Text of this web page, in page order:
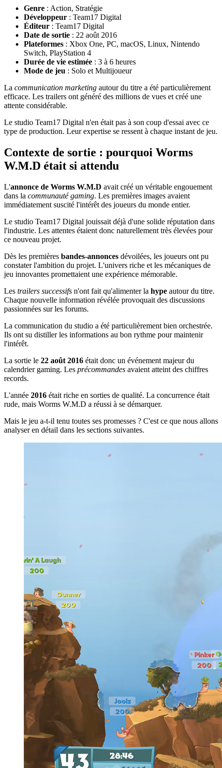
Genre : Action, Stratégie
Développeur : Team17 Digital
Éditeur : Team17 Digital
Date de sortie : 22 août 2016
Plateformes : Xbox One, PC, macOS, Linux, Nintendo
Switch, PlayStation 4
Durée de vie estimée : 3 à 6 heures
Mode de jeu : Solo et Multijoueur
La communication marketing autour du titre a été particulièrement
efficace. Les trailers ont généré des millions de vues et créé une
attente considérable.
Le studio Team17 Digital n'en était pas à son coup d'essai avec ce
type de production. Leur expertise se ressent à chaque instant de jeu.
Contexte de sortie : pourquoi Worms
W.M.D était si attendu
L'annonce de Worms W.M.D avait créé un véritable engouement
dans la communauté gaming. Les premières images avaient
immédiatement suscité l'intérêt des joueurs du monde entier.
Le studio Team17 Digital jouissait déjà d'une solide réputation dans
l'industrie. Les attentes étaient donc naturellement très élevées pour
ce nouveau projet.
Dès les premières bandes-annonces dévoilées, les joueurs ont pu
constater l'ambition du projet. L'univers riche et les mécaniques de
jeu innovantes promettaient une expérience mémorable.
Les trailers successifs n'ont fait qu'alimenter la hype autour du titre.
Chaque nouvelle information révélée provoquait des discussions
passionnées sur les forums.
La communication du studio a été particulièrement bien orchestrée.
Ils ont su distiller les informations au bon rythme pour maintenir
l'intérêt.
La sortie le 22 août 2016 était donc un événement majeur du
calendrier gaming. Les précommandes avaient atteint des chiffres
records.
L'année 2016 était riche en sorties de qualité. La concurrence était
rude, mais Worms W.M.D a réussi à se démarquer.
Mais le jeu a-t-il tenu toutes ses promesses ? C'est ce que nous allons
analyser en détail dans les sections suivantes.